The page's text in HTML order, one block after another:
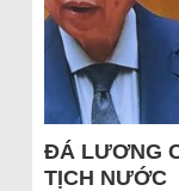
ĐÁ LƯƠNG
TỊCH NƯỚC